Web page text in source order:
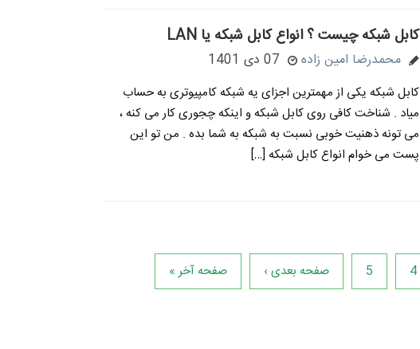
کابل شبکه چیست ؟ انواع کابل شبکه یا LAN
محمدرضا امین زاده 07 دی 1401
کابل شبکه یکی از مهمترین اجزای یه شبکه کامپیوتری به حساب
میاد . شناخت کافی روی کابل شبکه و اینکه چجوری کار می کنه ،
می تونه ذهنیت خوبی نسبت به شبکه به شما بده . من تو این
پست می خوام انواع کابل شبکه […]
4
5 صفحه بعدی › صفحه آخر »